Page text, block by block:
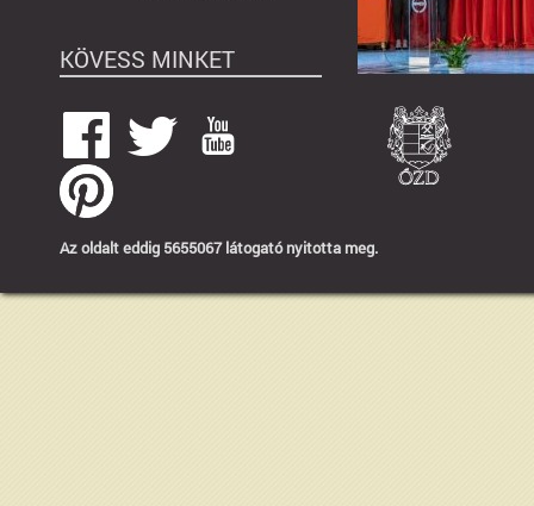
KÖVESS MINKET
Az oldalt eddig 5655067 látogató nyitotta meg.